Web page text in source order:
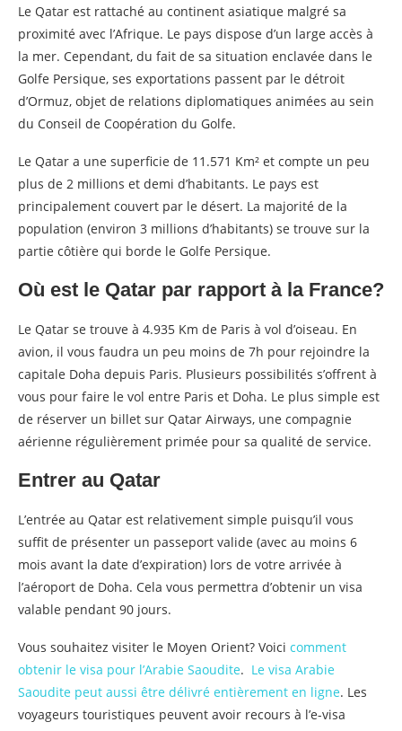
Le Qatar est rattaché au continent asiatique malgré sa
proximité avec l’Afrique. Le pays dispose d’un large accès à
la mer. Cependant, du fait de sa situation enclavée dans le
Golfe Persique, ses exportations passent par le détroit
d’Ormuz, objet de relations diplomatiques animées au sein
du Conseil de Coopération du Golfe.
Le Qatar a une superficie de 11.571 Km² et compte un peu
plus de 2 millions et demi d’habitants. Le pays est
principalement couvert par le désert. La majorité de la
population (environ 3 millions d’habitants) se trouve sur la
partie côtière qui borde le Golfe Persique.
Où est le Qatar par rapport à la France?
Le Qatar se trouve à 4.935 Km de Paris à vol d’oiseau. En
avion, il vous faudra un peu moins de 7h pour rejoindre la
capitale Doha depuis Paris. Plusieurs possibilités s’offrent à
vous pour faire le vol entre Paris et Doha. Le plus simple est
de réserver un billet sur Qatar Airways, une compagnie
aérienne régulièrement primée pour sa qualité de service.
Entrer au Qatar
L’entrée au Qatar est relativement simple puisqu’il vous
suffit de présenter un passeport valide (avec au moins 6
mois avant la date d’expiration) lors de votre arrivée à
l’aéroport de Doha. Cela vous permettra d’obtenir un visa
valable pendant 90 jours.
Vous souhaitez visiter le Moyen Orient? Voici comment
obtenir le visa pour l’Arabie Saoudite. Le visa Arabie
Saoudite peut aussi être délivré entièrement en ligne. Les
voyageurs touristiques peuvent avoir recours à l’e-visa